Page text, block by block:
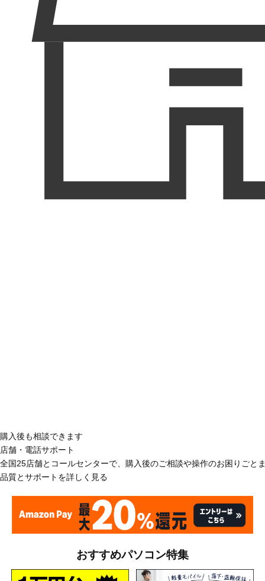
購入後も相談できます
店舗・電話サポート
全国25店舗とコールセンターで、購入後のご相談や操作のお困りごと
品質とサポートを詳しく見る
おすすめパソコン特集